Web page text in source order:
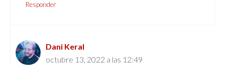
Responder
Dani Keral
octubre 13, 2022 a las 12:49